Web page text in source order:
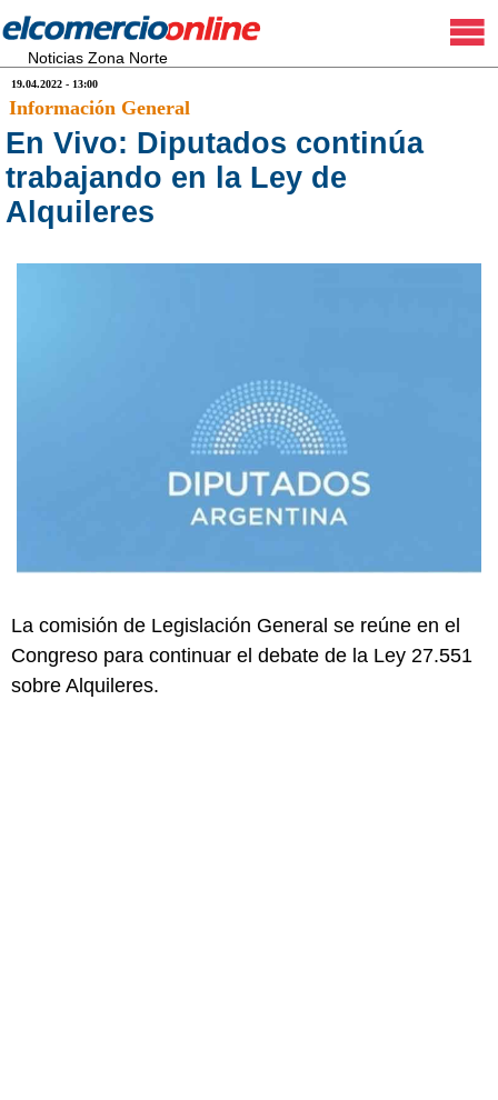
Noticias Zona Norte
19.04.2022 - 13:00
Información General
En Vivo: Diputados continúa
trabajando en la Ley de
Alquileres
La comisión de Legislación General se reúne en el
Congreso para continuar el debate de la Ley 27.551
sobre Alquileres.